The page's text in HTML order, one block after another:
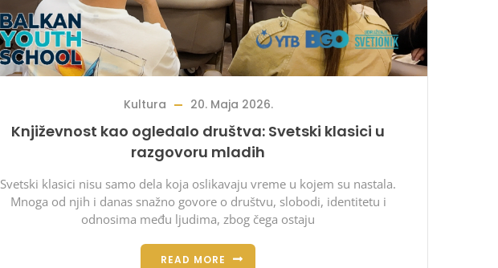
Kultura 20. Maja 2026.
Književnost kao ogledalo društva: Svetski klasici u
razgovoru mladih
Svetski klasici nisu samo dela koja oslikavaju vreme u kojem su nastala.
Mnoga od njih i danas snažno govore o društvu, slobodi, identitetu i
odnosima među ljudima, zbog čega ostaju
READ MORE